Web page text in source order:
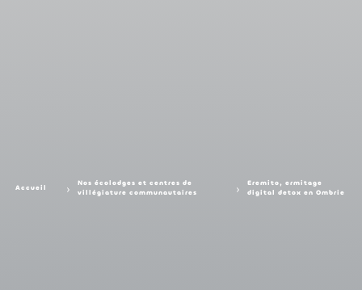
Accueil
Nos écolodges et centres de
villégiature communautaires
Eremito, ermitage
digital detox en Ombrie